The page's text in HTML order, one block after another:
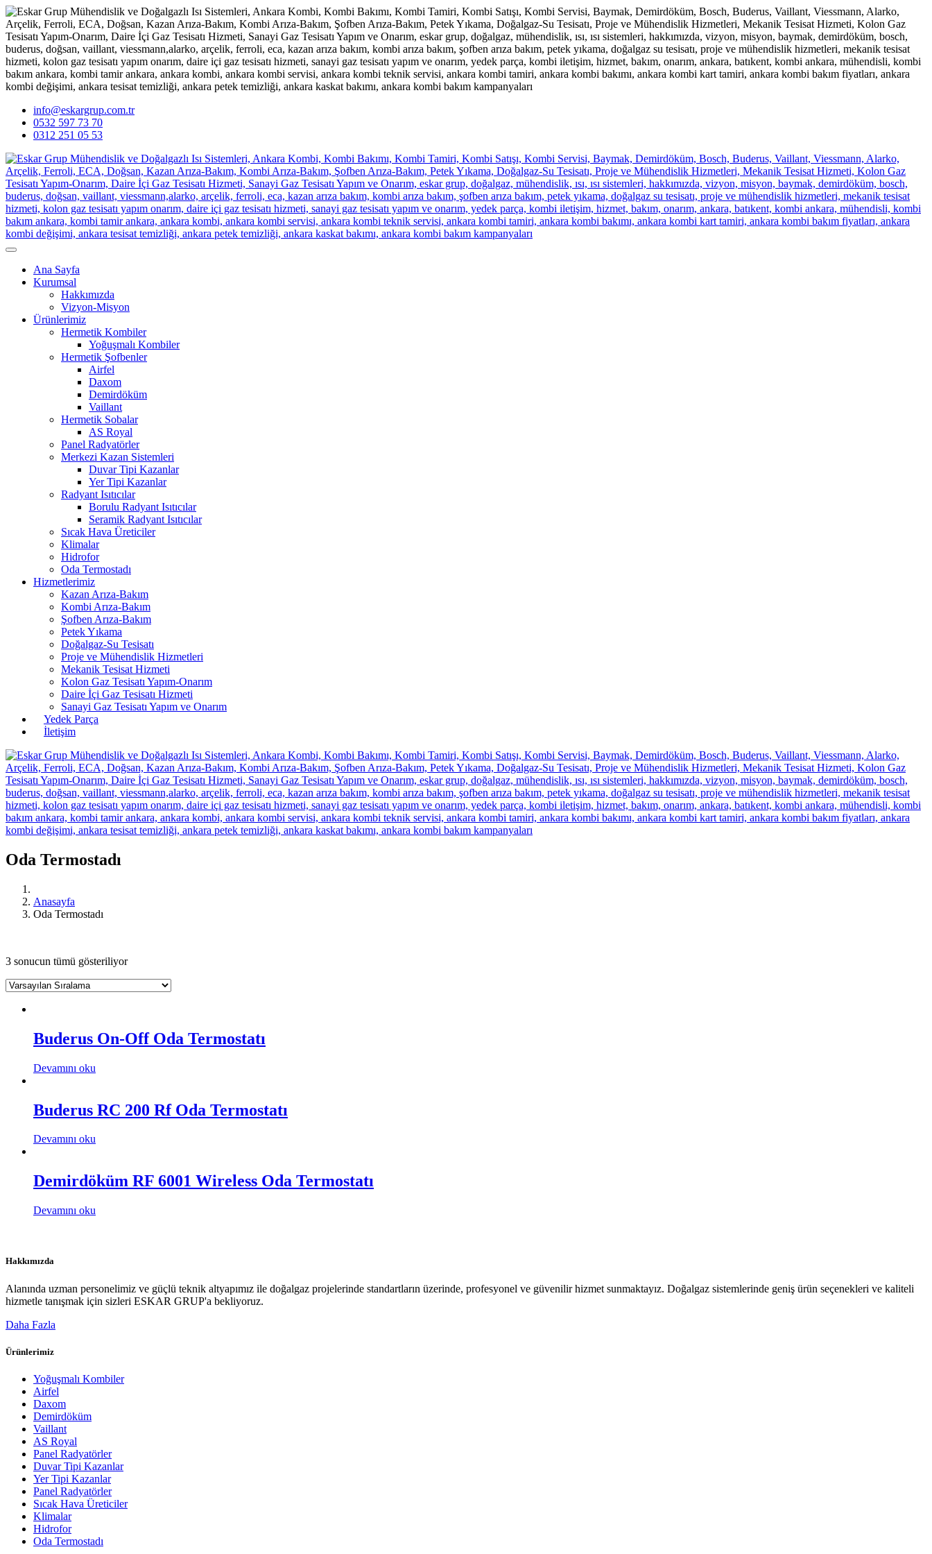
info@eskargrup.com.tr
0532 597 73 70
0312 251 05 53
Ana Sayfa
Kurumsal
Hakkımızda
Vizyon-Misyon
Ürünlerimiz
Hermetik Kombiler
Yoğuşmalı Kombiler
Hermetik Şofbenler
Airfel
Daxom
Demirdöküm
Vaillant
Hermetik Sobalar
AS Royal
Panel Radyatörler
Merkezi Kazan Sistemleri
Duvar Tipi Kazanlar
Yer Tipi Kazanlar
Radyant Isıtıcılar
Borulu Radyant Isıtıcılar
Seramik Radyant Isıtıcılar
Sıcak Hava Üreticiler
Klimalar
Hidrofor
Oda Termostadı
Hizmetlerimiz
Kazan Arıza-Bakım
Kombi Arıza-Bakım
Şofben Arıza-Bakım
Petek Yıkama
Doğalgaz-Su Tesisatı
Proje ve Mühendislik Hizmetleri
Mekanik Tesisat Hizmeti
Kolon Gaz Tesisatı Yapım-Onarım
Daire İçi Gaz Tesisatı Hizmeti
Sanayi Gaz Tesisatı Yapım ve Onarım
Yedek Parça
İletişim
Oda Termostadı
Anasayfa
Oda Termostadı
3 sonucun tümü gösteriliyor
Buderus On-Off Oda Termostatı
Devamını oku
Buderus RC 200 Rf Oda Termostatı
Devamını oku
Demirdöküm RF 6001 Wireless Oda Termostatı
Devamını oku
Hakkımızda
Alanında uzman personelimiz ve güçlü teknik altyapımız ile doğalgaz projelerinde standartların üzerinde, profesyonel ve güvenilir hizmet sunmaktayız. Doğalgaz sistemlerinde geniş ürün seçenekleri ve kaliteli
hizmetle tanışmak için sizleri ESKAR GRUP'a bekliyoruz.
Daha Fazla
Ürünlerimiz
Yoğuşmalı Kombiler
Airfel
Daxom
Demirdöküm
Vaillant
AS Royal
Panel Radyatörler
Duvar Tipi Kazanlar
Yer Tipi Kazanlar
Panel Radyatörler
Sıcak Hava Üreticiler
Klimalar
Hidrofor
Oda Termostadı